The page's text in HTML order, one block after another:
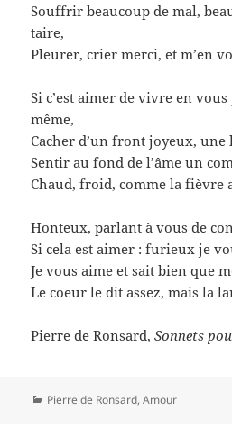
Souffrir beaucoup de mal,
taire,
Pleurer, crier merci, et m’en
Si c’est aimer de vivre en
même,
Cacher d’un front joyeux,
Sentir au fond de l’âme un
Chaud, froid, comme la fièvre
Honteux, parlant à vous de
Si cela est aimer : furieux je
Je vous aime et sait bien que
Le coeur le dit assez, mais la
Pierre de Ronsard,Sonnets
Catégories
Pierre de Ronsard,Amour